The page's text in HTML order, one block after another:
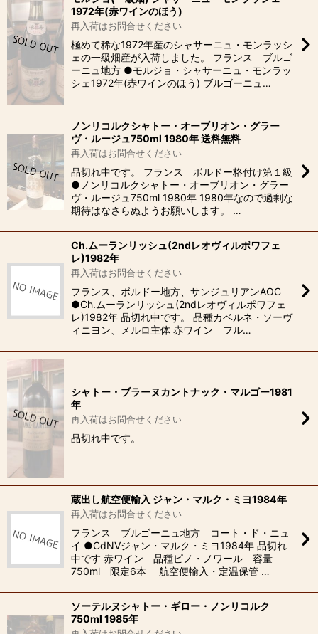
1972年(赤ワインのほう)
再入荷はお問合せください
極めて稀な1972年産のシャサーニュ・モンラッシ
ェの一級畑産が入荷しました。 フランス ブルゴ
ーニュ地方 ●モルジョ・シャサーニュ・モンラッ
シェ1972年(赤ワインのほう) ブルゴーニュ…
ノンリコルクシャトー・オーブリオン・グラー
ヴ・ルージュ750ml 1980年 送料無料
再入荷はお問合せください
品切れ中です。 フランス ボルドー格付け第１級
●ノンリコルクシャトー・オーブリオン・グラー
ヴ・ルージュ750ml 1980年 1980年なので過剰な
期待はなさらぬようお願いします。 …
Ch.ムーランリッシュ(2ndレオヴィルポワフェ
レ)1982年
再入荷はお問合せください
フランス、ボルドー地方、サンジュリアンAOC
●Ch.ムーランリッシュ(2ndレオヴィルポワフェ
レ)1982年 品切れ中です。 品種カベルネ・ソーヴ
ィニヨン、メルロ主体 赤ワイン フル…
シャトー・ブラーヌカントナック・マルゴー1981
年
再入荷はお問合せください
品切れ中です。
蔵出し航空便輸入 ジャン・マルク・ミヨ1984年
再入荷はお問合せください
フランス ブルゴーニュ地方 コート・ド・ニュ
イ ●CdNVジャン・マルク・ミヨ1984年 品切れ
中です 赤ワイン 品種ピノ・ノワール 容量
750ml 限定6本 航空便輸入・定温保管 …
ソーテルヌシャトー・ギロー・ノンリコルク
750ml 1985年